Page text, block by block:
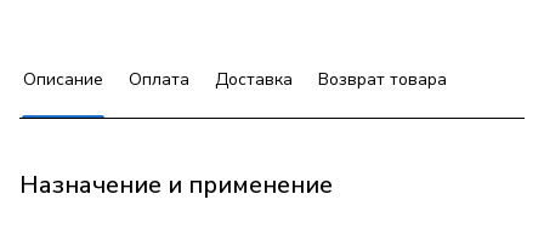
Описание Оплата Доставка Возврат товара
Назначение и применение